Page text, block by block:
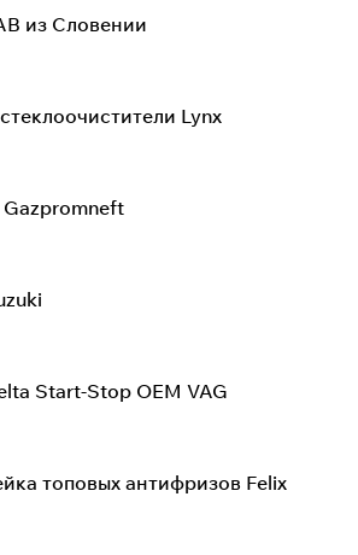
из Словении
Lynx
Start-Stop OEM VAG
топовых антифризов Felix